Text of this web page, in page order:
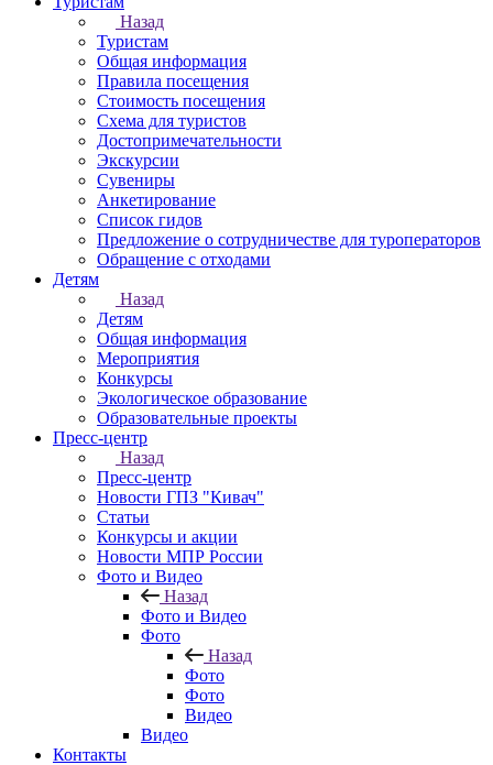
Назад
Туристам
Общая информация
Правила посещения
Стоимость посещения
Схема для туристов
Достопримечательности
Экскурсии
Сувениры
Анкетирование
Список гидов
Предложение о сотрудничестве для туроператоров
Обращение с отходами
Детям
Назад
Детям
Общая информация
Мероприятия
Конкурсы
Экологическое образование
Образовательные проекты
Пресс-центр
Назад
Пресс-центр
Новости ГПЗ "Кивач"
Статьи
Конкурсы и акции
Новости МПР России
Фото и Видео
Назад
Фото и Видео
Фото
Назад
Фото
Фото
Видео
Видео
Контакты